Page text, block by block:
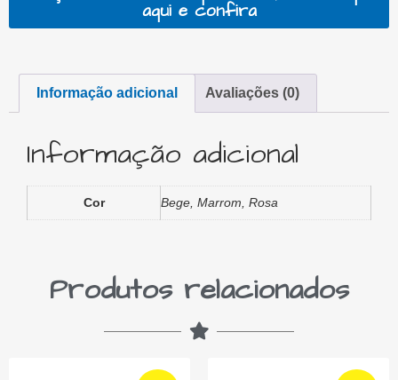
aqui e confira
Informação adicional Avaliações (0)
Informação adicional
Cor Bege, Marrom, Rosa
Produtos relacionados